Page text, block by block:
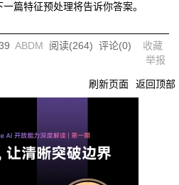
篇特征预处理将告诉你答案。
ABDM 阅读(264) 评论(0) 收藏
举报
刷新页面 返回顶部